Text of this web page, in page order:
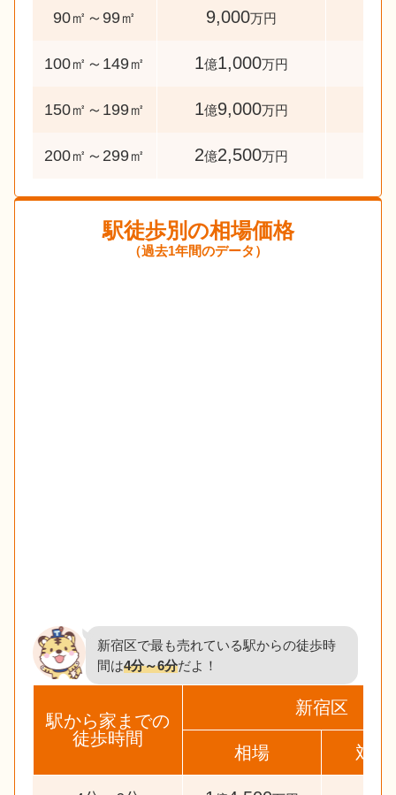
90㎡～99㎡ 9,000万円
100㎡～149㎡ 1億1,000万円
150㎡～199㎡ 1億9,000万円
200㎡～299㎡ 2億2,500万円
駅徒歩別の相場価格
（過去1年間のデータ）
新宿区で最も売れている駅からの徒歩時
間は4分～6分だよ！
駅から家までの
徒歩時間
新宿区
相場 対象